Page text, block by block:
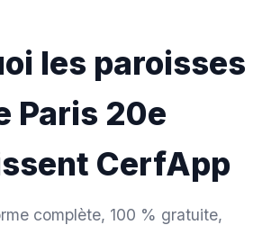
les paroisses
Paris 20e
CerfApp
complète, 100 % gratuite,